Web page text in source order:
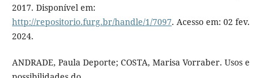
2017. Disponível em:
http://repositorio.furg.br/handle/1/7097. Acesso em: 02 fev.
2024.
ANDRADE, Paula Deporte; COSTA, Marisa Vorraber. Usos e